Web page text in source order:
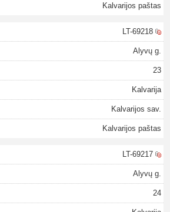
Kalvarijos paštas
LT-69218
Alyvų g.
23
Kalvarija
Kalvarijos sav.
Kalvarijos paštas
LT-69217
Alyvų g.
24